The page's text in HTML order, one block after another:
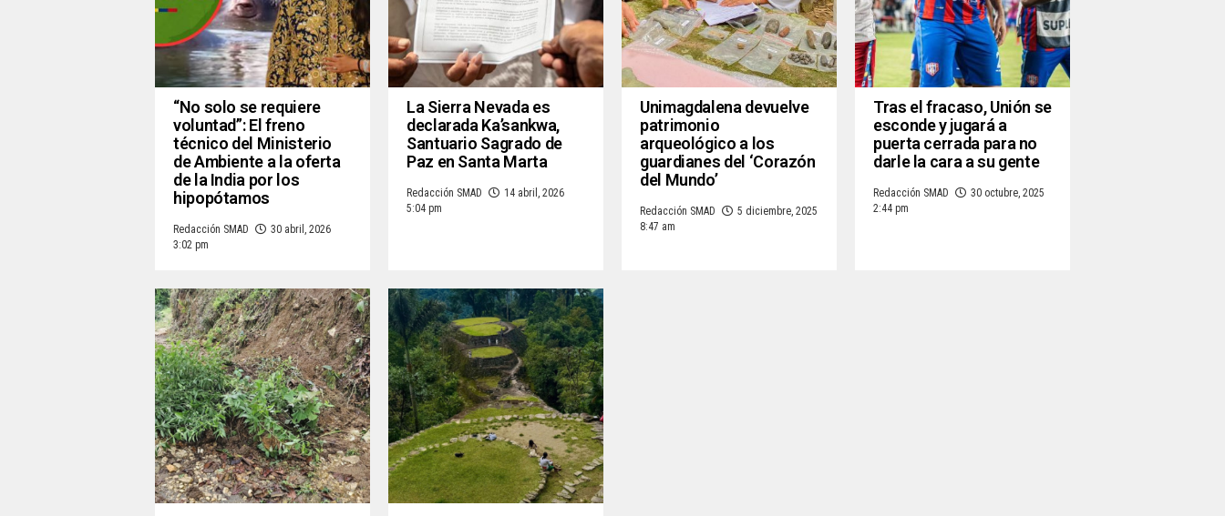
“No solo se requiere
voluntad”: El freno
técnico del Ministerio
de Ambiente a la oferta
de la India por los
hipopótamos
Redacción SMAD
30 abril, 2026
3:02 pm
La Sierra Nevada es
declarada Ka’sankwa,
Santuario Sagrado de
Paz en Santa Marta
Redacción SMAD
14 abril, 2026
5:04 pm
Unimagdalena devuelve
patrimonio
arqueológico a los
guardianes del ‘Corazón
del Mundo’
Redacción SMAD
5 diciembre, 2025
8:47 am
Tras el fracaso, Unión se
esconde y jugará a
puerta cerrada para no
darle la cara a su gente
Redacción SMAD
30 octubre, 2025
2:44 pm